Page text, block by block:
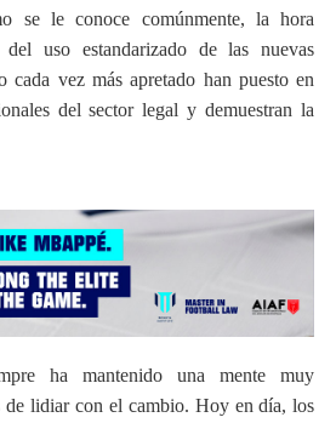
se le conoce comúnmente, la hora
uso estandarizado de las nuevas
cada vez más apretado han puesto en
del sector legal y demuestran la
ha mantenido una mente muy
de lidiar con el cambio. Hoy en día,los